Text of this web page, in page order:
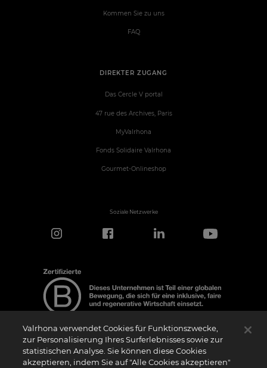
DIREKTER ZUGANG
Das Cercle V portal
47 rue des Archives, Paris
MyValrhona
Fonds Solidaire Valrhona
Gourmet-Onlineshop
Kommen Sie zu uns
FAQ
Soziale Netzwerke
Hinweis zur Zertifizierung
Das Logo “Certified B Corporation” (bzw. die Versionen in anderen Sprachen, wie
Valrhona verwendet Cookies für Funktionszwecke,
zur Personalisierung Ihres Surferlebnisses sowie zur
statistischen Analyse. Sie können diese Cookies
akzeptieren, indem Sie auf "Alle Cookies akzeptieren"